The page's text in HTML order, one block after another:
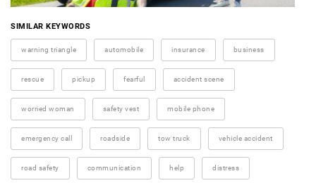
SIMILAR KEYWORDS
warning triangle automobile insurance business
rescue pickup fearful accident scene
worried woman safety vest mobile phone
emergency call roadside tow truck vehicle accident
road safety communication help distress